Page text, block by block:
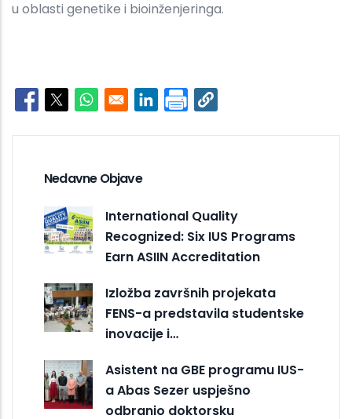
u oblasti genetike i bioinženjeringa.
Opens in a new window
Opens in a new window
Opens in a new window
Opens in a new window
Nedavne Objave
International Quality
Recognized: Six IUS Programs
Earn ASIIN Accreditation
Izložba završnih projekata
FENS-a predstavila studentske
inovacije i…
Asistent na GBE programu IUS-
a Abas Sezer uspješno
odbranio doktorsku